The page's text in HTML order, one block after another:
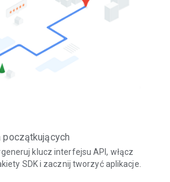
klucz interfejsu API, włącz
SDK i zacznij tworzyć aplikacje.